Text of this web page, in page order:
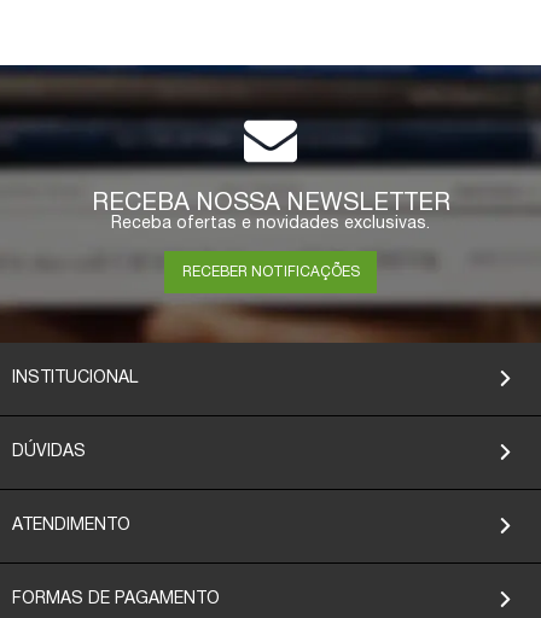
RECEBA NOSSA NEWSLETTER
Receba ofertas e novidades exclusivas.
RECEBER NOTIFICAÇÕES
INSTITUCIONAL
DÚVIDAS
ATENDIMENTO
FORMAS DE PAGAMENTO